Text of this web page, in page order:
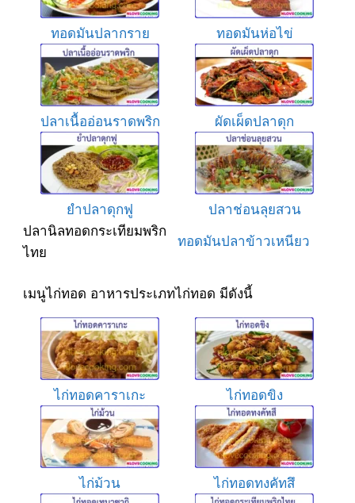
ทอดมันปลากราย ทอดมันห่อไข่
ปลาเนื้ออ่อนราดพริก ผัดเผ็ดปลาดุก
ยำปลาดุกฟู
ปลาช่อนลุยสวน
ปลานิลทอดกระเทียมพริก
ไทย
ทอดมันปลาข้าวเหนียว
เมนูไก่ทอด อาหารประเภทไก่ทอด มีดังนี้
ไก่ทอดคาราเกะ ไก่ทอดขิง
ไก่ม้วน ไก่ทอดทงคัทสึ